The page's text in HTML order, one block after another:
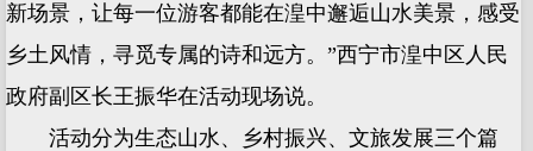
新场景，让每一位游客都能在湟中邂逅山水美景，感受
乡土风情，寻觅专属的诗和远方。”西宁市湟中区人民
政府副区长王振华在活动现场说。
活动分为生态山水、乡村振兴、文旅发展三个篇